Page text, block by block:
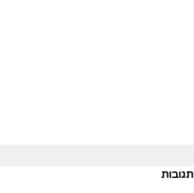
תגובות